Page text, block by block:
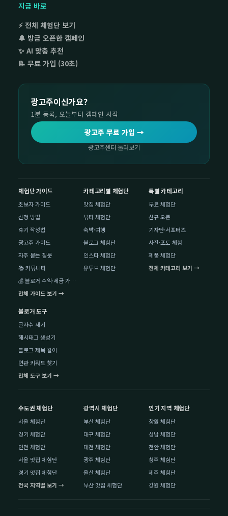
지금 바로
⚡ 전체 체험단 보기
🔔 방금 오픈한 캠페인
✨ AI 맞춤 추천
📝 무료 가입 (30초)
광고주이신가요?
1분 등록, 오늘부터 캠페인 시작
광고주 무료 가입 →
광고주센터 둘러보기
체험단 가이드
초보자 가이드
신청 방법
후기 작성법
광고주 가이드
자주 묻는 질문
📚 커뮤니티
💰 블로거 수익·세금 가이드
전체 가이드 보기 →
카테고리별 체험단
맛집 체험단
뷰티 체험단
숙박·여행
블로그 체험단
인스타 체험단
유튜브 체험단
특별 카테고리
무료 체험단
신규 오픈
기자단·서포터즈
사진·포토 체험
제품 체험단
전체 카테고리 보기 →
블로거 도구
글자수 세기
해시태그 생성기
블로그 제목 길이
연관 키워드 찾기
전체 도구 보기 →
수도권 체험단
서울 체험단
경기 체험단
인천 체험단
서울 맛집 체험단
경기 맛집 체험단
전국 지역별 보기 →
광역시 체험단
부산 체험단
대구 체험단
대전 체험단
광주 체험단
울산 체험단
부산 맛집 체험단
인기 지역 체험단
창원 체험단
성남 체험단
천안 체험단
청주 체험단
제주 체험단
강원 체험단